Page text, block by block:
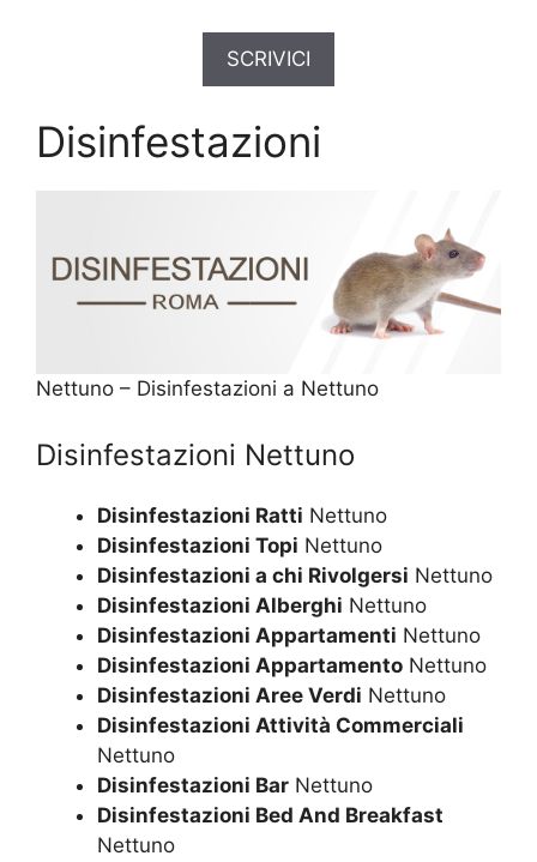
SCRIVICI
Disinfestazioni
Nettuno – Disinfestazioni a Nettuno
Disinfestazioni Nettuno
Disinfestazioni Ratti Nettuno
Disinfestazioni Topi Nettuno
Disinfestazioni a chi Rivolgersi Nettuno
Disinfestazioni Alberghi Nettuno
Disinfestazioni Appartamenti Nettuno
Disinfestazioni Appartamento Nettuno
Disinfestazioni Aree Verdi Nettuno
Disinfestazioni Attività Commerciali
Nettuno
Disinfestazioni Bar Nettuno
Disinfestazioni Bed And Breakfast
Nettuno